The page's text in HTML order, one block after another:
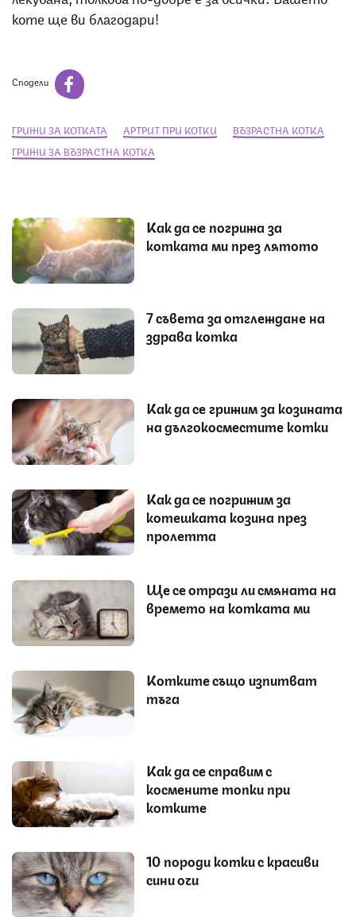
коте ще ви благодари!
Сподели
ГРИЖИ ЗА КОТКАТА АРТРИТ ПРИ КОТКИ
ВЪЗРАСТНА КОТКА
ГРИЖИ ЗА ВЪЗРАСТНА КОТКА
Как да се погрижа за
котката ми през лятото
7 съвета за отглеждане на
здрава котка
Как да се грижим за козината
на дългокосместите котки
Как да се погрижим за
котешката козина през
пролетта
Ще се отрази ли смяната на
времето на котката ми
Котките също изпитват
тъга
Как да се справим с
космените топки при
котките
10 породи котки с красиви
сини очи